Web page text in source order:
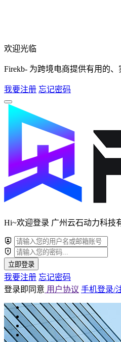
欢迎光临
Firekb- 为跨境电商提供有用的、
我要注册 忘记密码
Hi~欢迎登录 广州云石动力科技
立即登录
我要注册 忘记密码
登录即同意 用户协议 手机登录/